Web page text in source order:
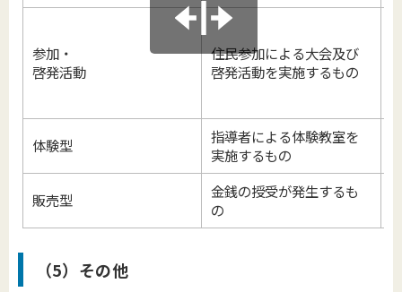
参加・
啓発活動
住民参加による大会及び
啓発活動を実施するもの
体験型
指導者による体験教室を
実施するもの
販売型
金銭の授受が発生するも
の
（5）その他